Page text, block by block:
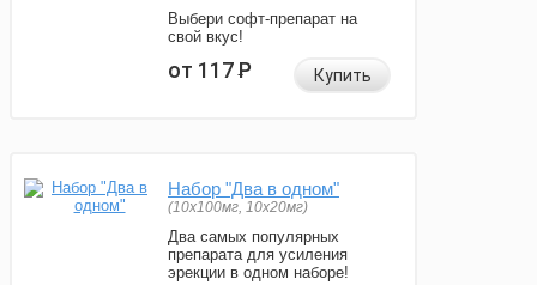
Выбери софт-препарат на
свой вкус!
от 117Р Купить
Набор "Два в одном"
(10x100мг, 10x20мг)
Два самых популярных
препарата для усиления
эрекции в одном наборе!